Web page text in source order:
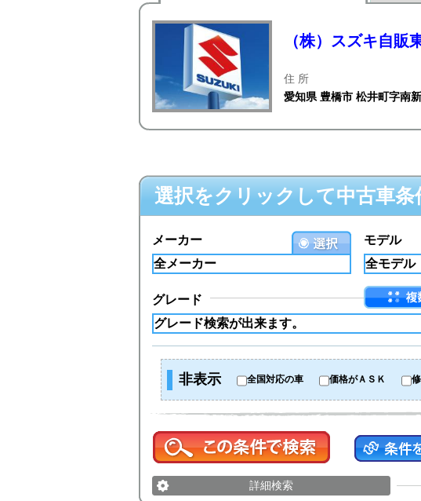
（株）スズキ自販
住 所
愛知県 豊橋市 松井町字南
選択をクリックして中古車
モデル
メーカー
グレード
非表示 全国対応の車 価格がＡＳＫ
詳細検索